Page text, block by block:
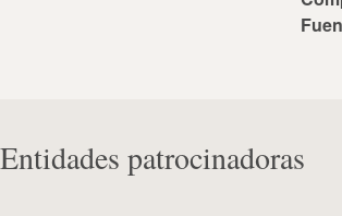
Entidades patrocinadoras